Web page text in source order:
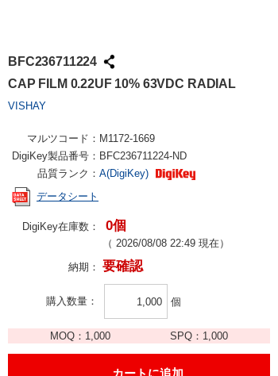
BFC236711224
CAP FILM 0.22UF 10% 63VDC RADIAL
VISHAY
マルツコード： M1172-1669
DigiKey製品番号： BFC236711224-ND
品質ランク： A(DigiKey)
データシート
DigiKey在庫数： 0個
（ 2026/08/08 22:49 現在）
納期： 要確認
購入数量 個
MOQ： 1,000 SPQ： 1,000